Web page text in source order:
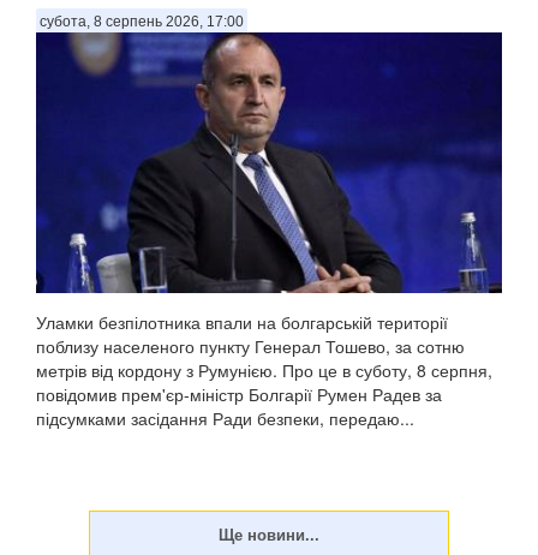
субота, 8 серпень 2026, 17:00
Уламки безпілотника впали на болгарській території
поблизу населеного пункту Генерал Тошево, за сотню
метрів від кордону з Румунією. Про це в суботу, 8 серпня,
повідомив прем'єр-міністр Болгарії Румен Радев за
підсумками засідання Ради безпеки, передаю...